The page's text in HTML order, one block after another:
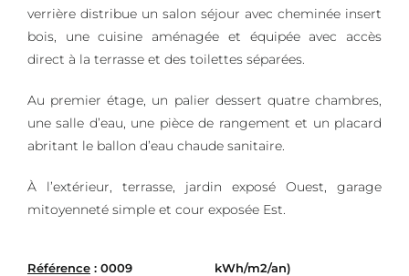
verrière distribue un salon séjour avec cheminée insert
bois, une cuisine aménagée et équipée avec accès
direct à la terrasse et des toilettes séparées.
Au premier étage, un palier dessert quatre chambres,
une salle d’eau, une pièce de rangement et un placard
abritant le ballon d’eau chaude sanitaire.
À l’extérieur, terrasse, jardin exposé Ouest, garage
mitoyenneté simple et cour exposée Est.
Référence : 0009
kWh/m2/an)